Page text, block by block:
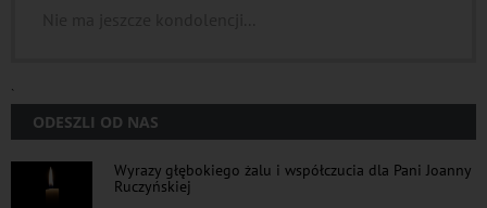
`
ODESZLI OD NAS
Wyrazy głębokiego żalu i współczucia dla Pani Joanny
Ruczyńskiej